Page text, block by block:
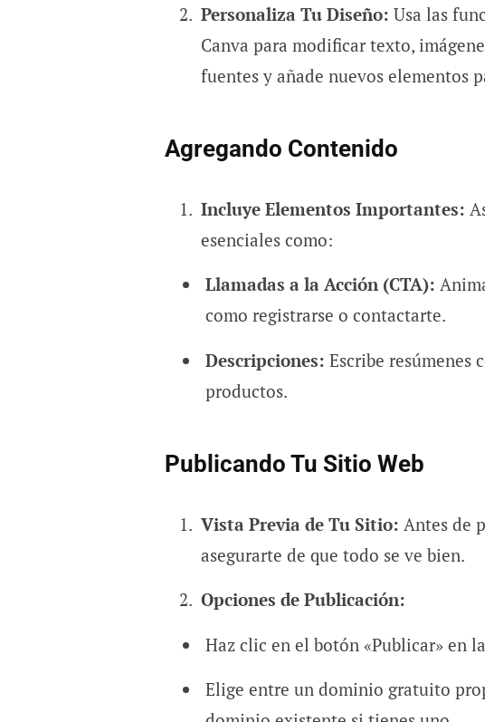
Personaliza Tu Diseño: Usa las
Canva para modificar texto,
fuentes y añade nuevos elementos
Agregando Contenido
Incluye Elementos Importantes:
esenciales como:
Llamadas a la Acción (CTA):
como registrarse o contactarte.
Descripciones: Escribe resúmenes
productos.
Publicando Tu Sitio Web
Vista Previa de Tu Sitio: Antes de
asegurarte de que todo se ve bien.
Opciones de Publicación:
Haz clic en el botón «Publicar» en
Elige entre un dominio gratuito